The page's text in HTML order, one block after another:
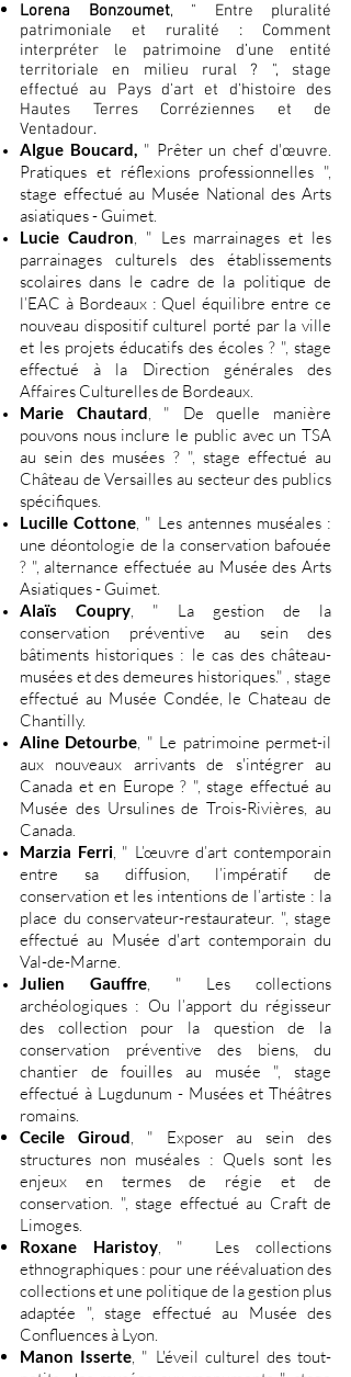
Lorena Bonzoumet, " Entre pluralité
patrimoniale et ruralité : Comment
interpréter le patrimoine d’une entité
territoriale en milieu rural ? ", stage
effectué au Pays d'art et d'histoire des
Hautes Terres Corréziennes et de
Ventadour.
Algue Boucard, " Prêter un chef d'œuvre.
Pratiques et réflexions professionnelles ",
stage effectué au Musée National des Arts
asiatiques - Guimet.
Lucie Caudron, " Les marrainages et les
parrainages culturels des établissements
scolaires dans le cadre de la politique de
l’EAC à Bordeaux : Quel équilibre entre ce
nouveau dispositif culturel porté par la ville
et les projets éducatifs des écoles ? ", stage
effectué à la Direction générales des
Affaires Culturelles de Bordeaux.
Marie Chautard, " De quelle manière
pouvons nous inclure le public avec un TSA
au sein des musées ? ", stage effectué au
Château de Versailles au secteur des publics
spécifiques.
Lucille Cottone, " Les antennes muséales :
une déontologie de la conservation bafouée
? ", alternance effectuée au Musée des Arts
Asiatiques - Guimet.
Alaïs Coupry, " La gestion de la
conservation préventive au sein des
bâtiments historiques : le cas des château-
musées et des demeures historiques." , stage
effectué au Musée Condée, le Chateau de
Chantilly.
Aline Detourbe, " Le patrimoine permet-il
aux nouveaux arrivants de s'intégrer au
Canada et en Europe ? ", stage effectué au
Musée des Ursulines de Trois-Rivières, au
Canada.
Marzia Ferri, " L’œuvre d’art contemporain
entre sa diffusion, l’impératif de
conservation et les intentions de l’artiste : la
place du conservateur-restaurateur. ", stage
effectué au Musée d'art contemporain du
Val-de-Marne.
Julien Gauffre, " Les collections
archéologiques : Ou l’apport du régisseur
des collection pour la question de la
conservation préventive des biens, du
chantier de fouilles au musée ", stage
effectué à Lugdunum - Musées et Théâtres
romains.
Cecile Giroud, " Exposer au sein des
structures non muséales : Quels sont les
enjeux en termes de régie et de
conservation. ", stage effectué au Craft de
Limoges.
Roxane Haristoy, " Les collections
ethnographiques : pour une réévaluation des
collections et une politique de la gestion plus
adaptée ", stage effectué au Musée des
Confluences à Lyon.
Manon Isserte, " L'éveil culturel des tout-